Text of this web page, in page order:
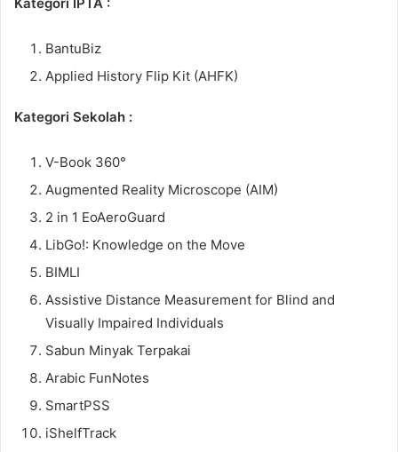
BantuBiz
Applied History Flip Kit (AHFK)
Kategori Sekolah :
V-Book 360°
Augmented Reality Microscope (AIM)
2 in 1 EoAeroGuard
LibGo!: Knowledge on the Move
BIMLI
Assistive Distance Measurement for Blind and
Visually Impaired Individuals
Sabun Minyak Terpakai
Arabic FunNotes
SmartPSS
iShelfTrack